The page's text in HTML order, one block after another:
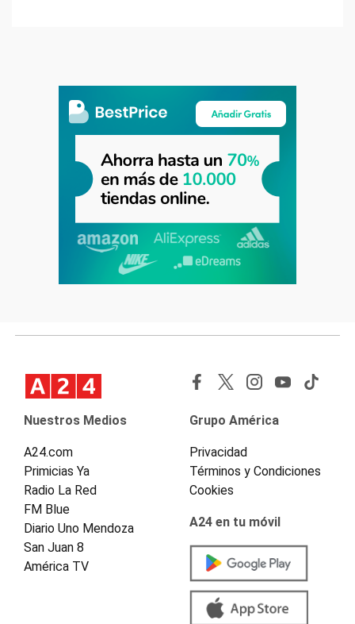
Nuestros Medios
A24.com
Primicias Ya
Radio La Red
FM Blue
Diario Uno Mendoza
San Juan 8
América TV
Grupo América
Privacidad
Términos y Condiciones
Cookies
A24 en tu móvil